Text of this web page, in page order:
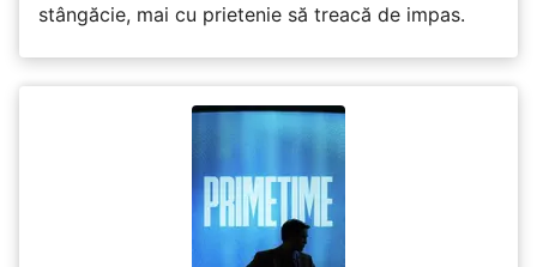
stângăcie, mai cu prietenie să treacă de impas.